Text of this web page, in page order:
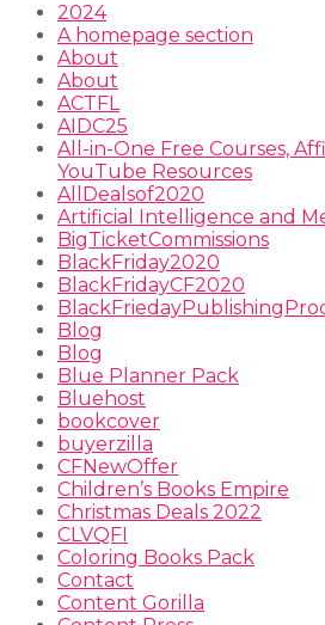
2024
A homepage section
About
About
ACTFL
AIDC25
All-in-One Free Courses,
YouTube Resources
AllDealsof2020
Artificial Intelligence and
BigTicketCommissions
BlackFriday2020
BlackFridayCF2020
Blog
Blog
Blue Planner Pack
Bluehost
bookcover
buyerzilla
CFNewOffer
Children’s Books Empire
Christmas Deals 2022
CLVQFI
Coloring Books Pack
Contact
Content Gorilla